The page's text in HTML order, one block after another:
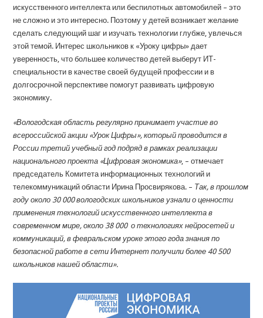
искусственного интеллекта или беспилотных автомобилей – это
не сложно и это интересно. Поэтому у детей возникает желание
сделать следующий шаг и изучать технологии глубже, увлечься
этой темой. Интерес школьников к «Уроку цифры» дает
уверенность, что большее количество детей выберут ИТ-
специальности в качестве своей будущей профессии и в
долгосрочной перспективе помогут развивать цифровую
экономику.
«Вологодская область регулярно принимает участие во
всероссийской акции «Урок Цифры», который проводится в
России третий учебный год подряд в рамках реализации
национального проекта «Цифровая экономика», – отмечает
председатель Комитета информационных технологий и
телекоммуникаций области Ирина Просвирякова. – Так, в прошлом
году около 30 000 вологодских школьников узнали о ценности
применения технологий искусственного интеллекта в
современном мире, около 38 000 о технологиях нейросетей и
коммуникаций, в февральском уроке этого года знания по
безопасной работе в сети Интернет получили более 40 500
школьников нашей области».